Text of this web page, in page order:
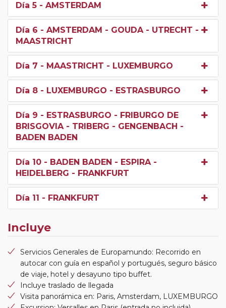
Día 5 - AMSTERDAM
Día 6 - AMSTERDAM - GOUDA - UTRECHT -
MAASTRICHT
Día 7 - MAASTRICHT - LUXEMBURGO
Día 8 - LUXEMBURGO - ESTRASBURGO
Día 9 - ESTRASBURGO - FRIBURGO DE
BRISGOVIA - TRIBERG - GENGENBACH -
BADEN BADEN
Día 10 - BADEN BADEN - ESPIRA -
HEIDELBERG - FRANKFURT
Día 11 - FRANKFURT
Incluye
Servicios Generales de Europamundo: Recorrido en
autocar con guía en español y portugués, seguro básico
de viaje, hotel y desayuno tipo buffet.
Incluye traslado de llegada
Visita panorámica en: Paris, Amsterdam, LUXEMBURGO